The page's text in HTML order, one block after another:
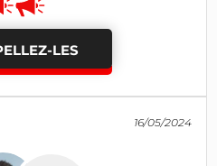
LES
16/05/2024